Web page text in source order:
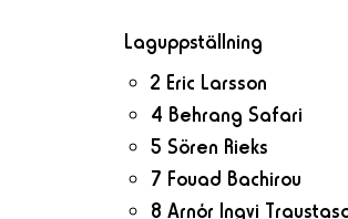
Laguppställning
2 Eric Larsson
4 Behrang Safari
5 Sören Rieks
7 Fouad Bachirou
8 Arnór Ingvi